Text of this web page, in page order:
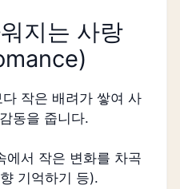
지는 사랑
작은 배려가 쌓여 사
동을 줍니다.
에서 작은 변화를 차곡
기억하기 등).